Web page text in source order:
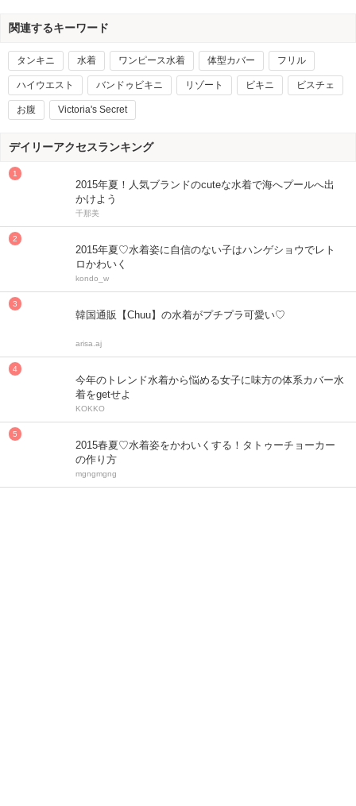
関連するキーワード
タンキニ 水着 ワンピース水着 体型カバー フリル
ハイウエスト バンドゥビキニ リゾート ビキニ ビスチェ
お腹 Victoria's Secret
デイリーアクセスランキング
2015年夏！人気ブランドのcuteな水着で海へプールへ出
かけよう
千那美
2015年夏♡水着姿に自信のない子はハンゲショウでレト
ロかわいく
kondo_w
韓国通販【Chuu】の水着がプチプラ可愛い♡
arisa.aj
今年のトレンド水着から悩める女子に味方の体系カバー水
着をgetせよ
KOKKO
2015春夏♡水着姿をかわいくする！タトゥーチョーカー
の作り方
mgngmgng